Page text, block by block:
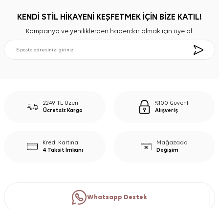
KENDİ STİL HİKAYENİ KEŞFETMEK İÇİN BİZE KATIL!
Kampanya ve yeniliklerden haberdar olmak için üye ol.
2249 TL Üzeri
Ücretsiz Kargo
%100 Güvenli
Alışveriş
Kredi Kartına
4 Taksit İmkanı
Mağazada
Değişim
Whatsapp Destek